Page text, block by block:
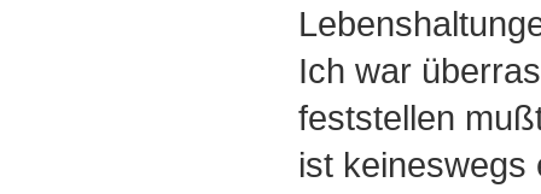
Ich war
feststellen
ist keineswegs